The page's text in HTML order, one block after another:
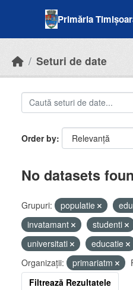
Primăria
Seturi de date
Order by
No datasets
Grupuri: populatie
invatamant
studenti
universitati
educatie
Organizații:
primariatm
Filtrează Rezultatele